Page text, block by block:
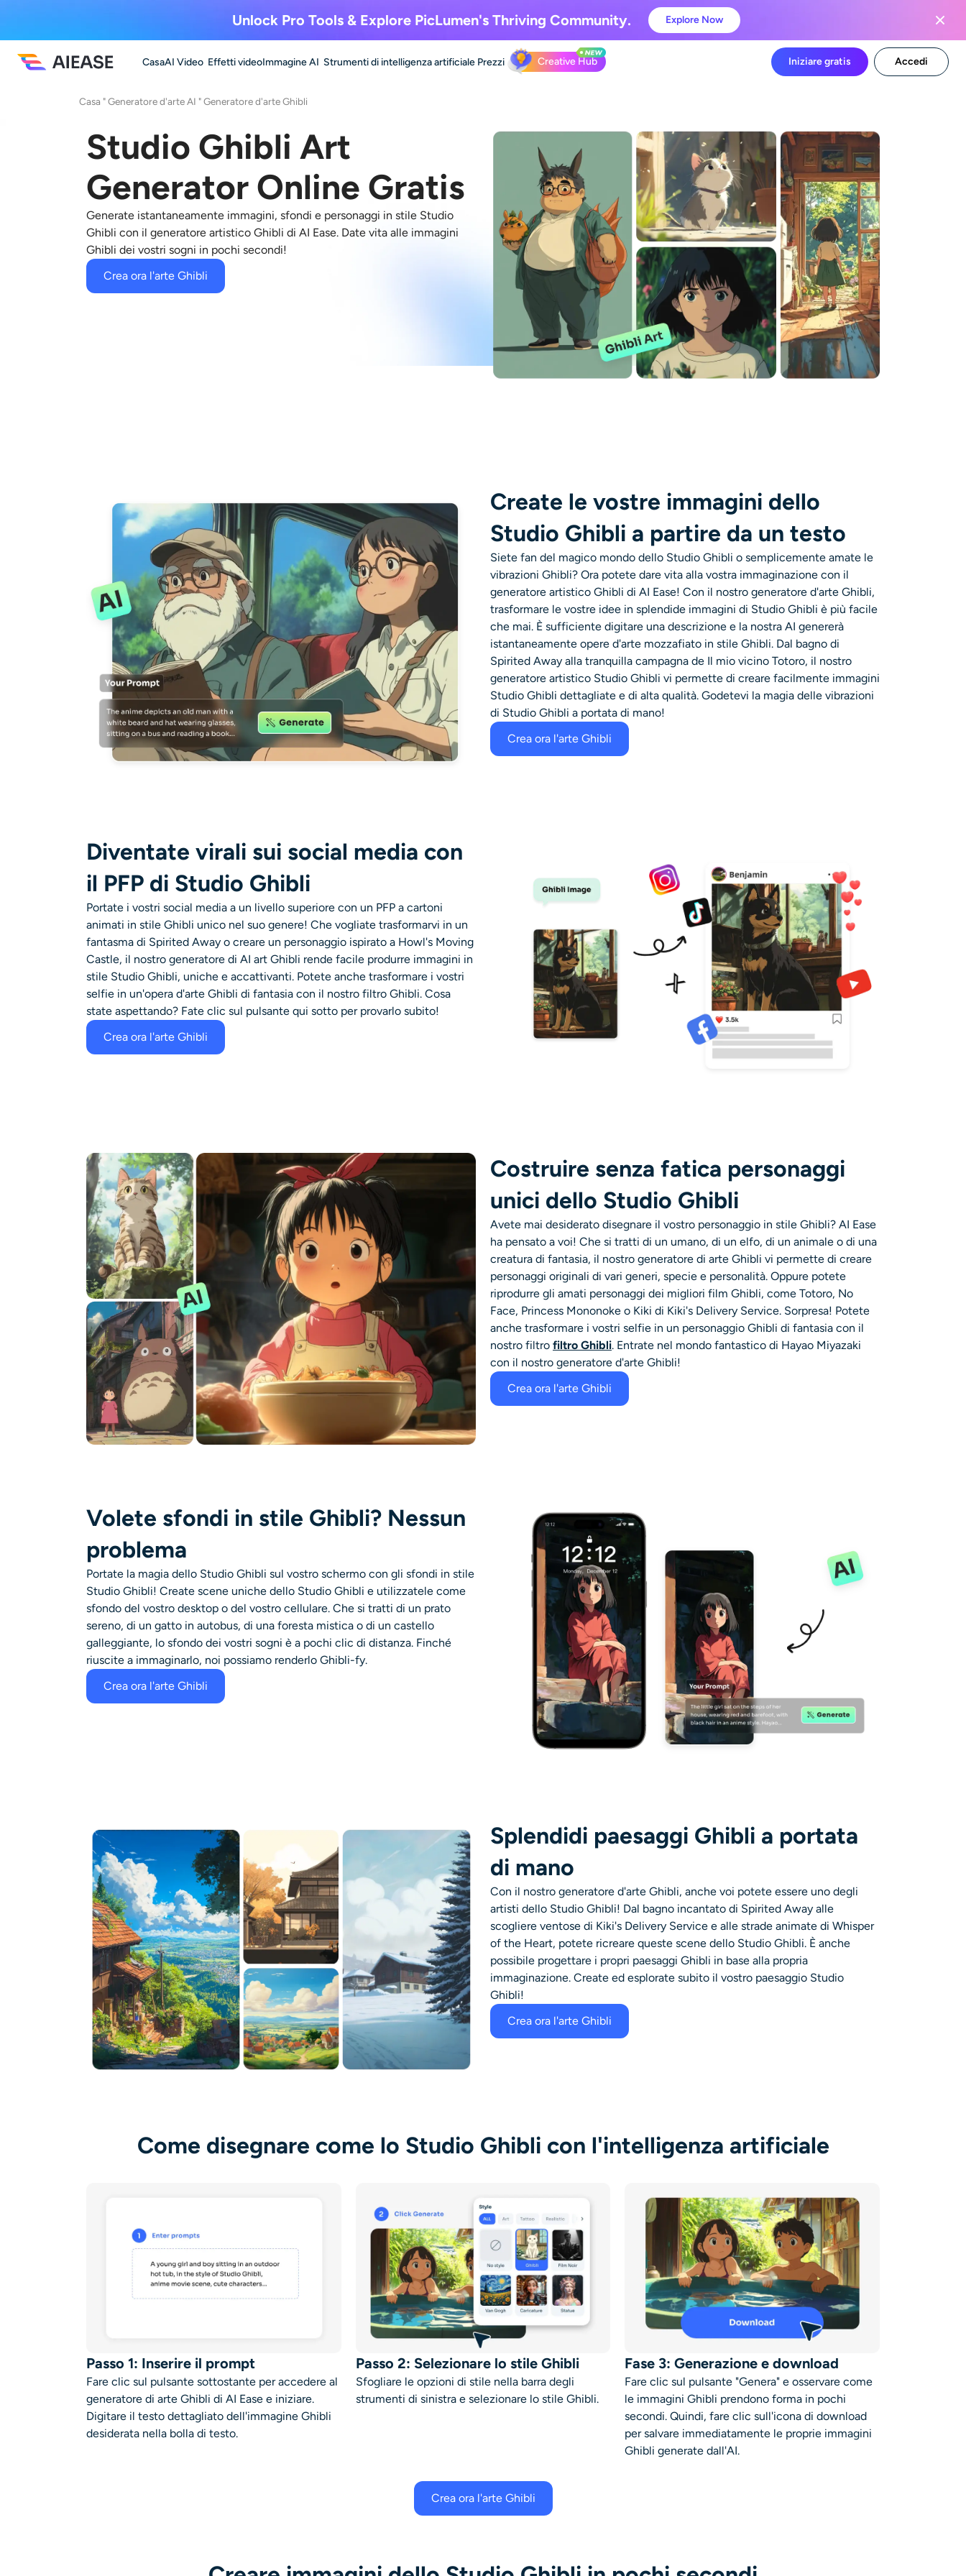
Unlock Pro Tools & ExplorePicLumen's Thriving Community. Explore Now
CasaAI Video Effetti videoImmagine AI Strumenti di intelligenza artificiale Prezzi Creative Hub Iniziare gratis Accedi
Casa "Generatore d'arte AI "Generatore d'arte Ghibli
Studio Ghibli Art
Generator Online Gratis
Generate istantaneamente immagini, sfondi e personaggi in stile Studio
Ghibli con il generatore artistico Ghibli di AI Ease. Date vita alle immagini
Ghibli dei vostri sogni in pochi secondi!
Crea ora l'arte Ghibli
Create le vostre immagini dello
Studio Ghibli a partire da un testo
Siete fan del magico mondo dello Studio Ghibli o semplicemente amate le
vibrazioni Ghibli? Ora potete dare vita alla vostra immaginazione con il
generatore artistico Ghibli di AI Ease! Con il nostro generatore d'arte Ghibli,
trasformare le vostre idee in splendide immagini di Studio Ghibli è più facile
che mai. È sufficiente digitare una descrizione e la nostra AI genererà
istantaneamente opere d'arte mozzafiato in stile Ghibli. Dal bagno di
Spirited Away alla tranquilla campagna de Il mio vicino Totoro, il nostro
generatore artistico Studio Ghibli vi permette di creare facilmente immagini
Studio Ghibli dettagliate e di alta qualità. Godetevi la magia delle vibrazioni
di Studio Ghibli a portata di mano!
Crea ora l'arte Ghibli
Diventate virali sui social media con
il PFP di Studio Ghibli
Portate i vostri social media a un livello superiore con un PFP a cartoni
animati in stile Ghibli unico nel suo genere! Che vogliate trasformarvi in un
fantasma di Spirited Away o creare un personaggio ispirato a Howl's Moving
Castle, il nostro generatore di AI art Ghibli rende facile produrre immagini in
stile Studio Ghibli, uniche e accattivanti. Potete anche trasformare i vostri
selfie in un'opera d'arte Ghibli di fantasia con il nostro filtro Ghibli. Cosa
state aspettando? Fate clic sul pulsante qui sotto per provarlo subito!
Crea ora l'arte Ghibli
Costruire senza fatica personaggi
unici dello Studio Ghibli
Avete mai desiderato disegnare il vostro personaggio in stile Ghibli? AI Ease
ha pensato a voi! Che si tratti di un umano, di un elfo, di un animale o di una
creatura di fantasia, il nostro generatore di arte Ghibli vi permette di creare
personaggi originali di vari generi, specie e personalità. Oppure potete
riprodurre gli amati personaggi dei migliori film Ghibli, come Totoro, No
Face, Princess Mononoke o Kiki di Kiki's Delivery Service. Sorpresa! Potete
anche trasformare i vostri selfie in un personaggio Ghibli di fantasia con il
nostro filtro filtro Ghibli. Entrate nel mondo fantastico di Hayao Miyazaki
con il nostro generatore d'arte Ghibli!
Crea ora l'arte Ghibli
Volete sfondi in stile Ghibli? Nessun
problema
Portate la magia dello Studio Ghibli sul vostro schermo con gli sfondi in stile
Studio Ghibli! Create scene uniche dello Studio Ghibli e utilizzatele come
sfondo del vostro desktop o del vostro cellulare. Che si tratti di un prato
sereno, di un gatto in autobus, di una foresta mistica o di un castello
galleggiante, lo sfondo dei vostri sogni è a pochi clic di distanza. Finché
riuscite a immaginarlo, noi possiamo renderlo Ghibli-fy.
Crea ora l'arte Ghibli
Splendidi paesaggi Ghibli a portata
di mano
Con il nostro generatore d'arte Ghibli, anche voi potete essere uno degli
artisti dello Studio Ghibli! Dal bagno incantato di Spirited Away alle
scogliere ventose di Kiki's Delivery Service e alle strade animate di Whisper
of the Heart, potete ricreare queste scene dello Studio Ghibli. È anche
possibile progettare i propri paesaggi Ghibli in base alla propria
immaginazione. Create ed esplorate subito il vostro paesaggio Studio
Ghibli!
Crea ora l'arte Ghibli
Come disegnare come lo Studio Ghibli con l'intelligenza artificiale
Passo 1: Inserire il prompt
Fare clic sul pulsante sottostante per accedere al
generatore di arte Ghibli di AI Ease e iniziare.
Digitare il testo dettagliato dell'immagine Ghibli
desiderata nella bolla di testo.
Passo 2: Selezionare lo stile Ghibli
Sfogliare le opzioni di stile nella barra degli
strumenti di sinistra e selezionare lo stile Ghibli.
Fase 3: Generazione e download
Fare clic sul pulsante "Genera" e osservare come
le immagini Ghibli prendono forma in pochi
secondi. Quindi, fare clic sull'icona di download
per salvare immediatamente le proprie immagini
Ghibli generate dall'AI.
Crea ora l'arte Ghibli